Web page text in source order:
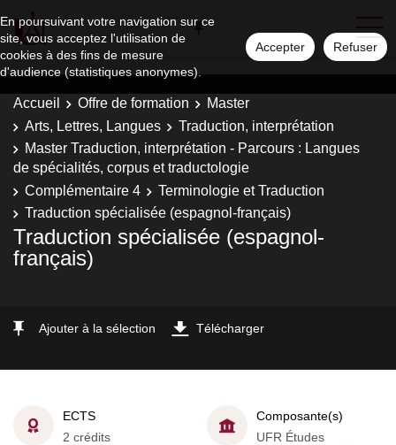
En poursuivant votre navigation sur ce
site, vous acceptez l'utilisation de
cookies à des fins de mesure
d'audience (statistiques anonymes).
Accepter Refuser
Accueil Offre de formation
Master
Arts, Lettres, Langues
Traduction, interprétation
Master Traduction, interprétation - Parcours : Langues
de spécialités, corpus et traductologie
Complémentaire 4
Terminologie et Traduction
Traduction spécialisée (espagnol-français)
Traduction spécialisée (espagnol-
français)
Ajouter à la sélection Télécharger
ECTS
2 crédits
Composante(s)
UFR Études